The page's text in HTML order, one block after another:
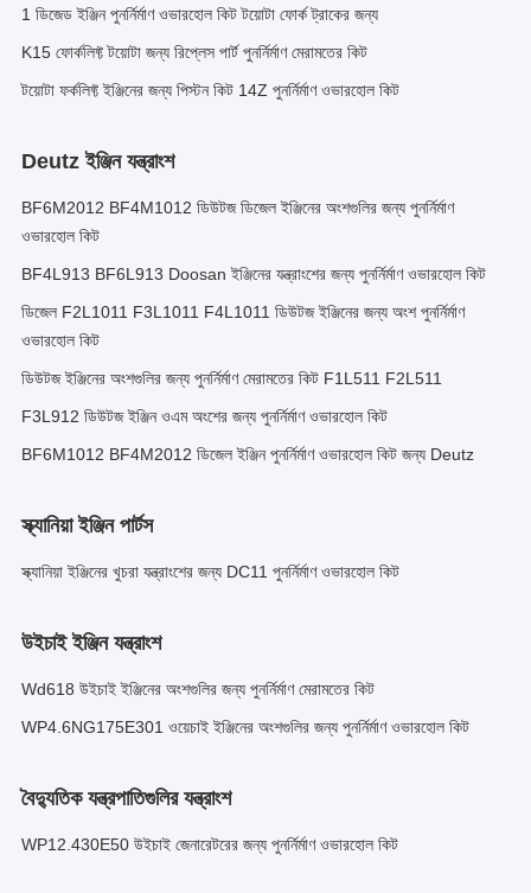
1 ডিজেড ইঞ্জিন পুনর্নির্মাণ ওভারহোল কিট টয়োটা ফোর্ক ট্রাকের জন্য
K15 ফোর্কলিফ্ট টয়োটা জন্য রিপ্লেস পার্ট পুনর্নির্মাণ মেরামতের কিট
টয়োটা ফর্কলিফ্ট ইঞ্জিনের জন্য পিস্টন কিট 14Z পুনর্নির্মাণ ওভারহোল কিট
Deutz ইঞ্জিন যন্ত্রাংশ
BF6M2012 BF4M1012 ডিউটজ ডিজেল ইঞ্জিনের অংশগুলির জন্য পুনর্নির্মাণ
ওভারহোল কিট
BF4L913 BF6L913 Doosan ইঞ্জিনের যন্ত্রাংশের জন্য পুনর্নির্মাণ ওভারহোল কিট
ডিজেল F2L1011 F3L1011 F4L1011 ডিউটজ ইঞ্জিনের জন্য অংশ পুনর্নির্মাণ
ওভারহোল কিট
ডিউটজ ইঞ্জিনের অংশগুলির জন্য পুনর্নির্মাণ মেরামতের কিট F1L511 F2L511
F3L912 ডিউটজ ইঞ্জিন ওএম অংশের জন্য পুনর্নির্মাণ ওভারহোল কিট
BF6M1012 BF4M2012 ডিজেল ইঞ্জিন পুনর্নির্মাণ ওভারহোল কিট জন্য Deutz
স্ক্যানিয়া ইঞ্জিন পার্টস
স্ক্যানিয়া ইঞ্জিনের খুচরা যন্ত্রাংশের জন্য DC11 পুনর্নির্মাণ ওভারহোল কিট
উইচাই ইঞ্জিন যন্ত্রাংশ
Wd618 উইচাই ইঞ্জিনের অংশগুলির জন্য পুনর্নির্মাণ মেরামতের কিট
WP4.6NG175E301 ওয়েচাই ইঞ্জিনের অংশগুলির জন্য পুনর্নির্মাণ ওভারহোল কিট
বৈদ্যুতিক যন্ত্রপাতিগুলির যন্ত্রাংশ
WP12.430E50 উইচাই জেনারেটরের জন্য পুনর্নির্মাণ ওভারহোল কিট